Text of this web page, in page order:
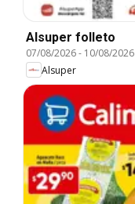
Alsuper folleto
07/08/2026- 10/08/2026
Alsuper